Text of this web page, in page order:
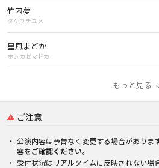
竹内夢
タケウチユメ
星風まどか
ホシカゼマドカ
もっと見る
ご注意
公演内容は予告なく変更する場合がありま
容をご確認ください。
受付状況はリアルタイムに反映されない場